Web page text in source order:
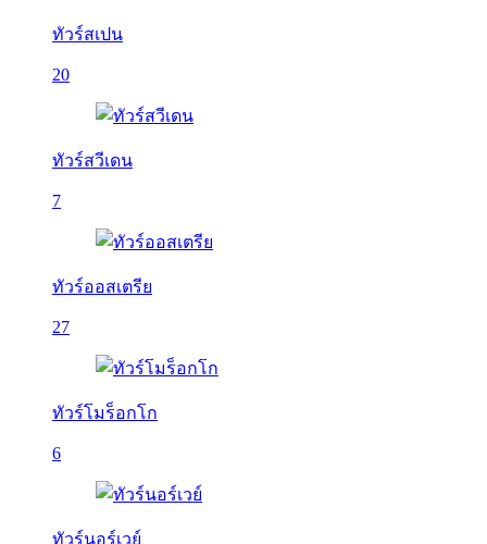
ทัวร์สเปน
20
ทัวร์สวีเดน
7
ทัวร์ออสเตรีย
27
ทัวร์โมร็อกโก
6
ทัวร์นอร์เวย์